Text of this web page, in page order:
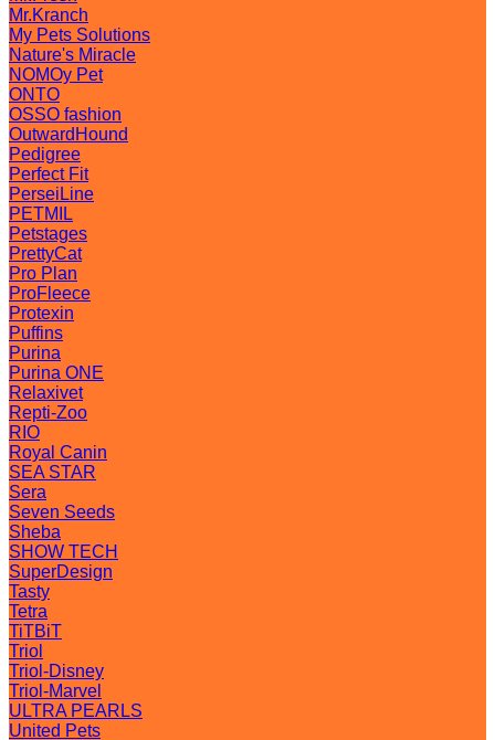
Mr.Kranch
My Pets Solutions
Nature's Miracle
NOMOy Pet
ONTO
OSSO fashion
OutwardHound
Pedigree
Perfect Fit
PerseiLine
PETMIL
Petstages
PrettyCat
Pro Plan
ProFleece
Protexin
Puffins
Purina
Purina ONE
Relaxivet
Repti-Zoo
RIO
Royal Canin
SEA STAR
Sera
Seven Seeds
Sheba
SHOW TECH
SuperDesign
Tasty
Tetra
TiTBiT
Triol
Triol-Disney
Triol-Marvel
ULTRA PEARLS
United Pets